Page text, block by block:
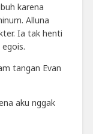
karena
Alluna
Ia tak henti
tangan Evan
aku nggak